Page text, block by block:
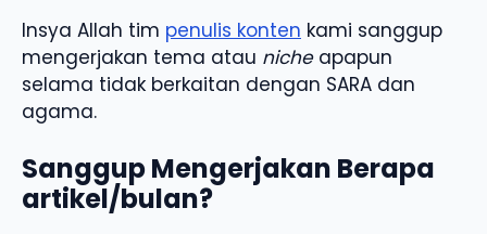
Insya Allah tim penulis konten kami sanggup
mengerjakan tema atau nicheapapun
selama tidak berkaitan dengan SARA dan
agama.
Sanggup Mengerjakan Berapa
artikel/bulan?